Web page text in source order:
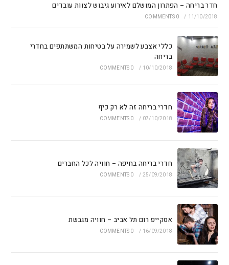
חדר בריחה – הפתרון המושלם לאירוע גיבוש לצוות עובדים
11/10/2018
/
0 COMMENTS
כללי אצבע לשמירה על בטיחות המשתתפים בחדרי
בריחה
10/10/2018
/
0 COMMENTS
חדרי בריחה זה לא רק כיף
07/10/2018
/
0 COMMENTS
חדרי בריחה בחיפה – חוויה לכל החברים
25/09/2018
/
0 COMMENTS
אסקייפ רום תל אביב – חוויה מגבשת
16/09/2018
/
0 COMMENTS